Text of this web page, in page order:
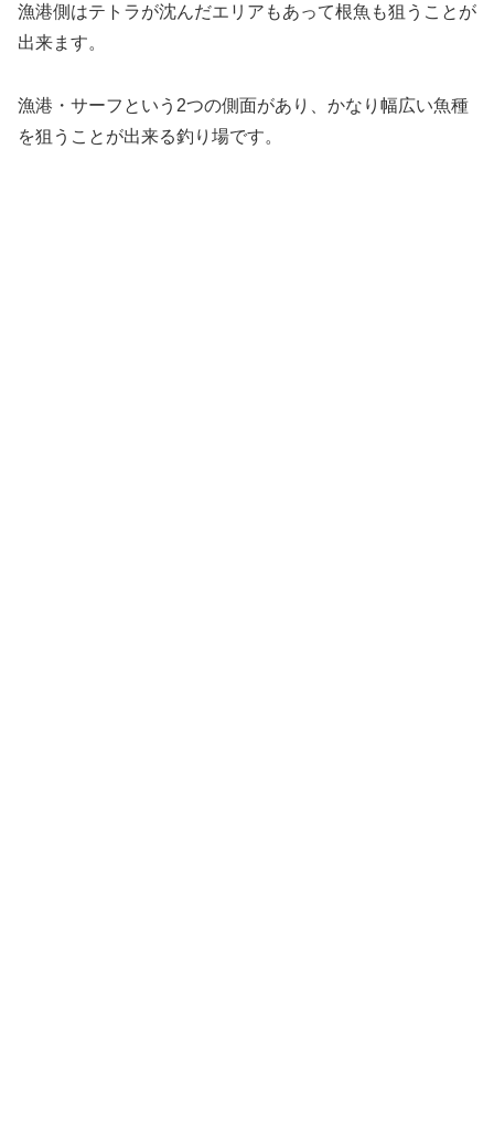
漁港側はテトラが沈んだエリアもあって根魚も狙うことが
出来ます。
漁港・サーフという2つの側面があり、かなり幅広い魚種
を狙うことが出来る釣り場です。